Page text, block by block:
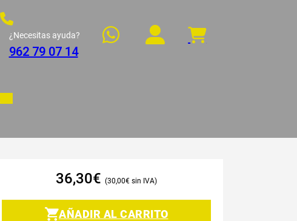
¿Necesitas ayuda?
962 79 07 14
36,30€ 30,00€
AÑADIR AL CARRITO